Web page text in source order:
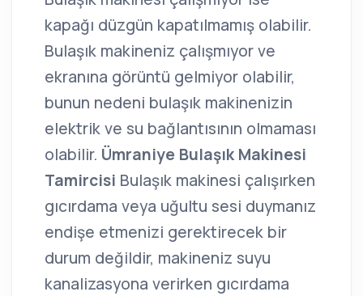
kapağı düzgün kapatılmamış olabilir.
Bulaşık makineniz çalışmıyor ve
ekranına görüntü gelmiyor olabilir,
bunun nedeni bulaşık makinenizin
elektrik ve su bağlantısının olmaması
olabilir. Ümraniye Bulaşık Makinesi
Tamircisi Bulaşık makinesi çalışırken
gıcırdama veya uğultu sesi duymanız
endişe etmenizi gerektirecek bir
durum değildir, makineniz suyu
kanalizasyona verirken gıcırdama